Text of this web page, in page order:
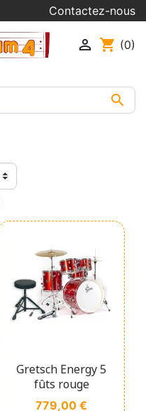
Contactez-nous

 shopping_cart (0)
Gretsch Energy 5
fûts rouge
Prix
779,00 €